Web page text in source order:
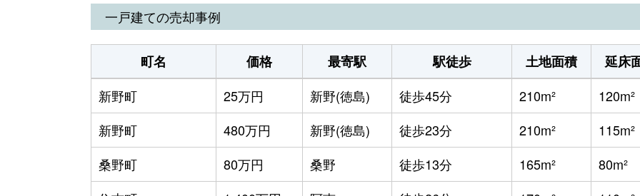
一戸建ての売却事例
町名 価格 最寄駅 駅徒歩 土地面積 延床
新野町
25万円 新野(徳島) 徒歩45分 210m² 120m²
新野町
480万円 新野(徳島) 徒歩23分 210m² 115m²
桑野町
80万円 桑野 徒歩13分 165m² 80m²